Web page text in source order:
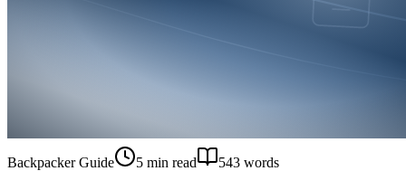
Backpacker Guide 5 min read 543 words